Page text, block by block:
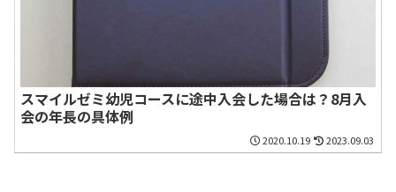
スマイルゼミ幼児コースに途中入会した場合は？8月入
会の年長の具体例
2020.10.19 2023.09.03